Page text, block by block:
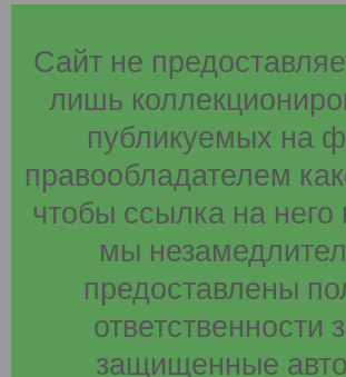
Сайт не
лишь
публикуемых на
правообладателем
чтобы ссылка на
мы
предоставлены
защищенные